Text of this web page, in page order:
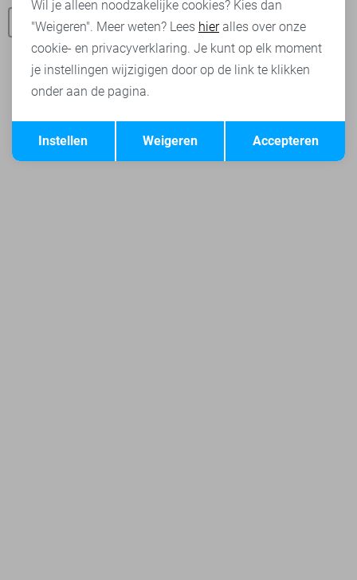
Sans truien
Terug Opslaan
Wil je alleen noodzakelijke cookies? Kies dan
"Weigeren". Meer weten? Lees hieralles over onze
cookie- en privacyverklaring. Je kunt op elk moment
je instellingen wijzigigen door op de link te klikken
onder aan de pagina.
Accepteren
Weigeren
Instellen